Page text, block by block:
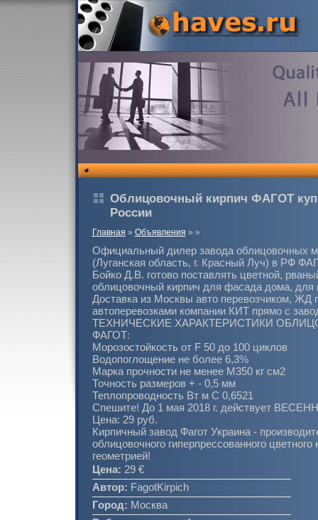
Облицовочный кирпич ФАГОТ
России
Главная » Объявления » »
Официальный дилер завода облицовочных
(Луганская область, г. Красный Луч) в
Бойко Д.В. готово поставлять цветной,
облицовочный кирпич для фасада дома, для
Доставка из Москвы авто перевозчиком, ЖД
автоперевозками компании КИТ прямо с
ТЕХНИЧЕСКИЕ ХАРАКТЕРИСТИКИ
ФАГОТ:
Морозостойкость от F 50 до 100 циклов
Водопоглощение не более 6,3%
Марка прочности не менее М350 кг см2
Точность размеров + - 0,5 мм
Теплопроводность Вт м С 0,6521
Спешите! До 1 мая 2018 г. действует
Цена: 29 руб.
Кирпичный завод Фагот Украина -
облицовочного гиперпрессованного
геометрией!
Цена: 29 €
Автор: FagotKirpich
Город: Москва